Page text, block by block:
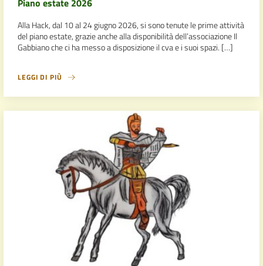
Piano estate 2026
Alla Hack, dal 10 al 24 giugno 2026, si sono tenute le prime attività
del piano estate, grazie anche alla disponibilità dell’associazione Il
Gabbiano che ci ha messo a disposizione il cva e i suoi spazi. […]
LEGGI DI PIÙ